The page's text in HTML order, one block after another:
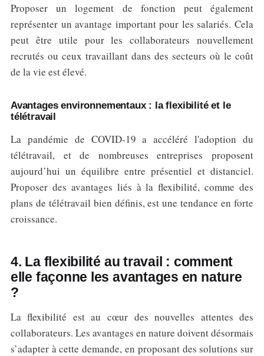
Proposer un logement de fonction peut également
représenter un avantage important pour les salariés. Cela
peut être utile pour les collaborateurs nouvellement
recrutés ou ceux travaillant dans des secteurs où le coût
de la vie est élevé.
Avantages environnementaux : la flexibilité et le
télétravail
La pandémie de COVID-19 a accéléré l'adoption du
télétravail, et de nombreuses entreprises proposent
aujourd’hui un équilibre entre présentiel et distanciel.
Proposer des avantages liés à la flexibilité, comme des
plans de télétravail bien définis, est une tendance en forte
croissance.
4. La flexibilité au travail : comment
elle façonne les avantages en nature
?
La flexibilité est au cœur des nouvelles attentes des
collaborateurs. Les avantages en nature doivent désormais
s’adapter à cette demande, en proposant des solutions sur